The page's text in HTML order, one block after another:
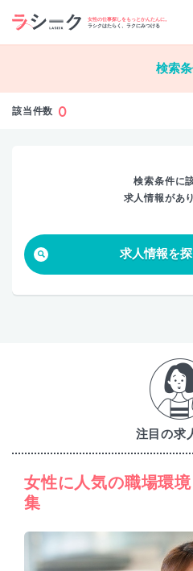
女性の仕事探しをもっとかんたんに。
ラシクはたらく、ラクにみつけるすべて
検索
該当件数 0
検索条件に
求人情報があ
求人情報を
注目の求
女性に人気の職場環
集